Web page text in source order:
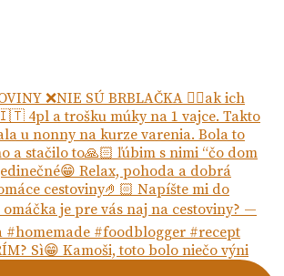
Sì😁 Kamoši, toto bolo niečo výni